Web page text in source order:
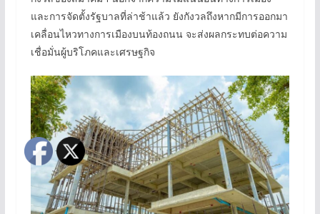
และการจัดตั้งรัฐบาลที่ล่าช้าแล้ว ยังกังวลถึงหากมีการออกมา
เคลื่อนไหวทางการเมืองบนท้องถนน จะส่งผลกระทบต่อความ
เชื่อมั่นผู้บริโภคและเศรษฐกิจ